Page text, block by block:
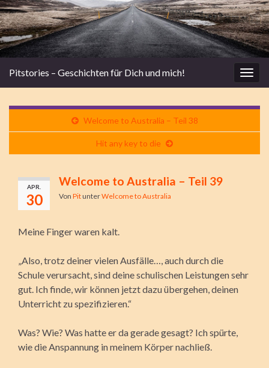
Pitstories – Geschichten für Dich und mich!
Welcome to Australia – Teil 38
Hit any key to die
APR.
30
Welcome to Australia – Teil 39
Von PitunterWelcome to Australia
Meine Finger waren kalt.
„Also, trotz deiner vielen Ausfälle…, auch durch die
Schule verursacht, sind deine schulischen Leistungen sehr
gut. Ich finde, wir können jetzt dazu übergehen, deinen
Unterricht zu spezifizieren.“
Was? Wie? Was hatte er da gerade gesagt? Ich spürte,
wie die Anspannung in meinem Körper nachließ.